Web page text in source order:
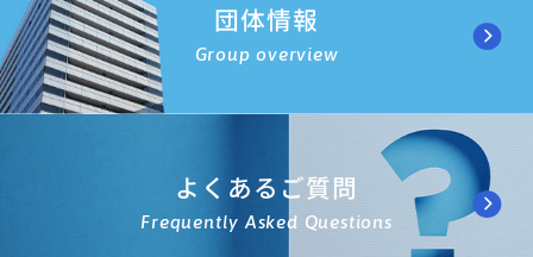
団体情報
Group overview
よくあるご質問
Frequently Asked Questions